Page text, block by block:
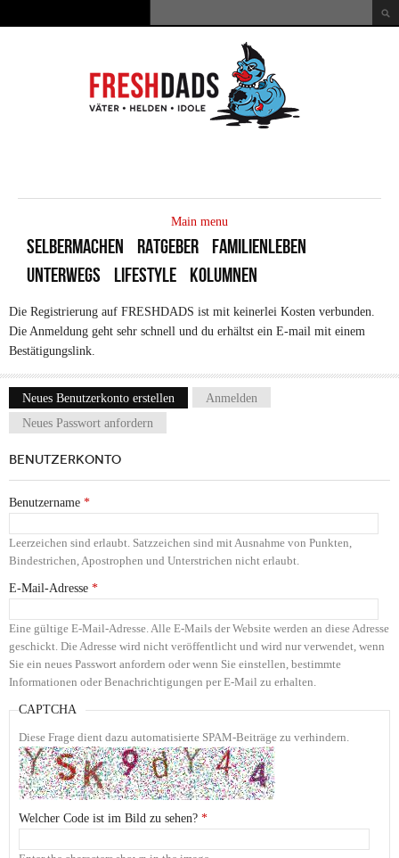
Suchformular
Main menu
SELBERMACHEN RATGEBER
FAMILIENLEBEN
UNTERWEGS
LIFESTYLE KOLUMNEN
Die Registrierung auf FRESHDADS ist mit keinerlei Kosten verbunden.
Die Anmeldung geht sehr schnell und du erhältst ein E-mail mit einem
Bestätigungslink.
Haupt-Reiter
Neues Benutzerkonto erstellen (aktiver Reiter)
Anmelden
Neues Passwort anfordern
BENUTZERKONTO
Benutzername *
Leerzeichen sind erlaubt. Satzzeichen sind mit Ausnahme von Punkten,
Bindestrichen, Apostrophen und Unterstrichen nicht erlaubt.
E-Mail-Adresse *
Eine gültige E-Mail-Adresse. Alle E-Mails der Website werden an diese Adresse
geschickt. Die Adresse wird nicht veröffentlicht und wird nur verwendet, wenn
Sie ein neues Passwort anfordern oder wenn Sie einstellen, bestimmte
Informationen oder Benachrichtigungen per E-Mail zu erhalten.
CAPTCHA
Diese Frage dient dazu automatisierte SPAM-Beiträge zu verhindern.
Welcher Code ist im Bild zu sehen? *